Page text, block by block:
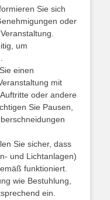
Sie sich
oder
um
einen
mit
oder andere
Sie Pausen,
Sie sicher, dass
und Lichtanlagen)
funktioniert.
wie Bestuhlung,
ein.